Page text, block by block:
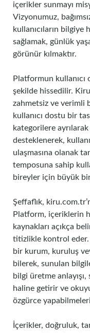
içerikler sunmayı
Vizyonumuz,
kullanıcıların bilgiye
sağlamak, günlük
görünür kılmaktır.
Platformun kullanıcı
şekilde hissedilir.
zahmetsiz ve verimli
kullanıcı dostu bir
kategorilere
desteklenerek,
ulaşmasına olanak
temposuna sahip
bireyler için büyük
Şeffaflık,
Platform, içeriklerin
kaynakları açıkça
titizlikle kontrol eder.
bir kurum, kuruluş
bilerek, sunulan
bilgi üretme
haline getirir ve
özgürce
İçerikler, doğruluk,